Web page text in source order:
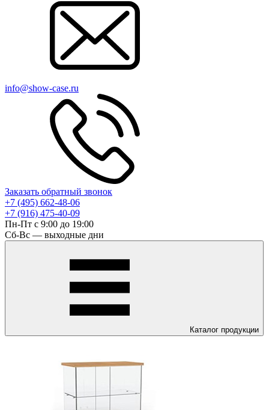
info@show-case.ru
Заказать обратный звонок
+7 (495) 662-48-06
+7 (916) 475-40-09
Пн-Пт с 9:00 до 19:00
Сб-Вс — выходные дни
Каталог продукции